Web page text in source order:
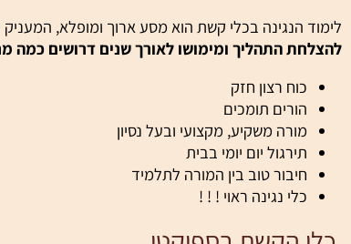
בכלי קשת הוא מסע ארוך ומופלא, המעניק
התהליך ומימושו לאורך שנים דרושים כמה
רצון חזק
תומכים
משקיע, מקצועי ובעל נסיון
יום יומי בבית
טוב בין המורה לתלמיד